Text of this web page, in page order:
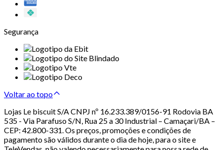
Segurança
Voltar ao topo
Lojas Le biscuit S/A CNPJ nº 16.233.389/0156-91 Rodovia BA
535 - Via Parafuso S/N, Rua 25 a 30 Industrial – Camaçari/BA –
CEP: 42.800-331. Os preços, promoções e condições de
pagamento são válidos durante o dia de hoje, para o site e